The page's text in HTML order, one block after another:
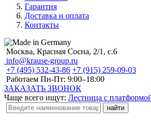
Гарантия
Доставка и оплата
Контакты
Москва, Красная Сосна, 2/1, с.6
info@krause-group.ru
+7 (495) 532-43-86 +7 (915) 259-09-03
Работаем Пн-Пт: 9:00–18:00
ЗАКАЗАТЬ ЗВОНОК
Чаще всего ищут: Лестница с